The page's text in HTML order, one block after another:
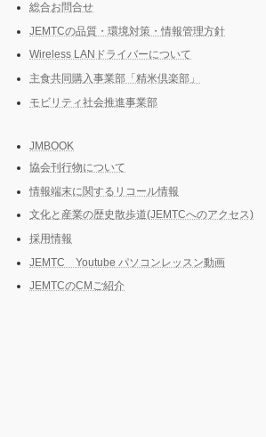
総合お問合せ
JEMTCの品質・環境対策・情報管理方針
Wireless LANドライバーについて
主食共同購入事業部「精米倶楽部」
モビリティ社会推進事業部
JMBOOK
協会刊行物について
情報端末に関するリコール情報
文化と産業の歴史散歩道(JEMTCへのアクセス)
採用情報
JEMTC Youtube パソコンレッスン動画
JEMTCのCMご紹介